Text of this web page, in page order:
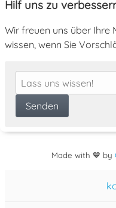
Hilf uns zu
Wir freuen uns über Ihre
wissen, wenn Sie
Made with 💙 by